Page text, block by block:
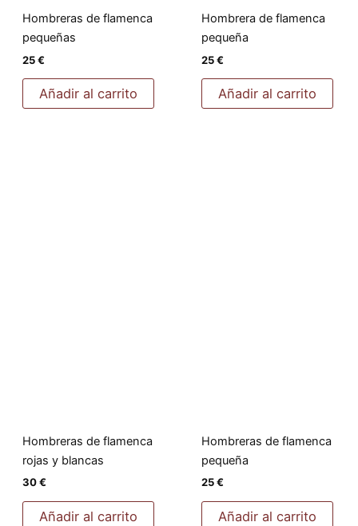
Hombreras de flamenca
pequeñas
25€
Añadir al carrito
Hombrera de flamenca
pequeña
25€
Añadir al carrito
Hombreras de flamenca
rojas y blancas
30€
Añadir al carrito
Hombreras de flamenca
pequeña
25€
Añadir al carrito